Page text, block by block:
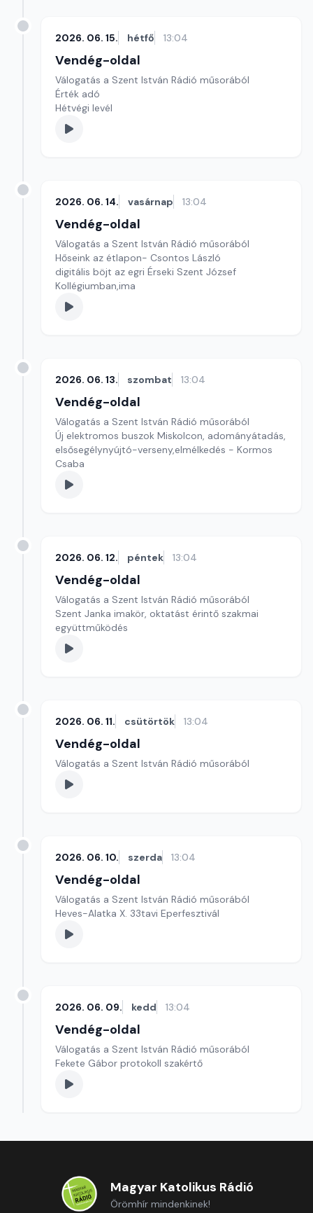
2026. 06. 15. hétfő 13:04
Vendég-oldal
Válogatás a Szent István Rádió műsorából
Érték adó
Hétvégi levél
2026. 06. 14. vasárnap 13:04
Vendég-oldal
Válogatás a Szent István Rádió műsorából
Hőseink az étlapon- Csontos László
digitális böjt az egri Érseki Szent József
Kollégiumban,ima
2026. 06. 13. szombat 13:04
Vendég-oldal
Válogatás a Szent István Rádió műsorából
Új elektromos buszok Miskolcon, adományátadás,
elsősegélynyújtó-verseny,elmélkedés - Kormos
Csaba
2026. 06. 12. péntek 13:04
Vendég-oldal
Válogatás a Szent István Rádió műsorából
Szent Janka imakör, oktatást érintő szakmai
együttműködés
2026. 06. 11. csütörtök 13:04
Vendég-oldal
Válogatás a Szent István Rádió műsorából
2026. 06. 10. szerda 13:04
Vendég-oldal
Válogatás a Szent István Rádió műsorából
Heves-Alatka X. 33tavi Eperfesztivál
2026. 06. 09. kedd 13:04
Vendég-oldal
Válogatás a Szent István Rádió műsorából
Fekete Gábor protokoll szakértő
Magyar Katolikus Rádió
Örömhír mindenkinek!